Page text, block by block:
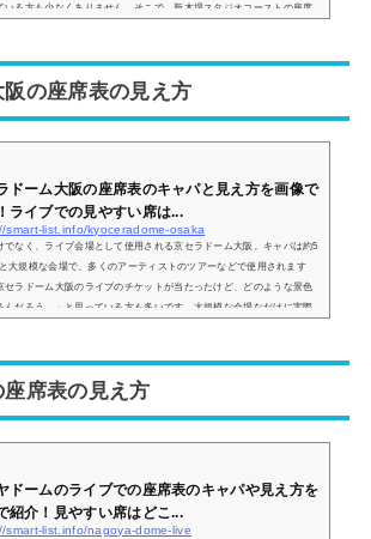
いる方も少なくありません。そこで、新木場スタジオコーストの座席
オコーストのスタンディング時の座席表の画像は以下の通りです。座
の座席表の見え方
ドーム大阪の座席表のキャパと見え方を画像で
ライブでの見やすい席は...
smart-list.info/kyoceradome-osaka
でなく、ライブ会場として使用される京セラドーム大阪。キャパは約5
大規模な会場で、多くのアーティストのツアーなどで使用されます
セラドーム大阪のライブのチケットが当たったけど、どのような景色
んだろう…」と思っている方も多いです。大規模な会場なだけに実際
となります。引用：京セラドーム大阪公式HPちなみに京セラドーム大
...
席表の見え方
ドームのライブでの座席表のキャパや見え方を
紹介！見やすい席はどこ...
smart-list.info/nagoya-dome-live